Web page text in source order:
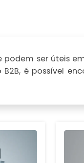
ser úteis
é possível